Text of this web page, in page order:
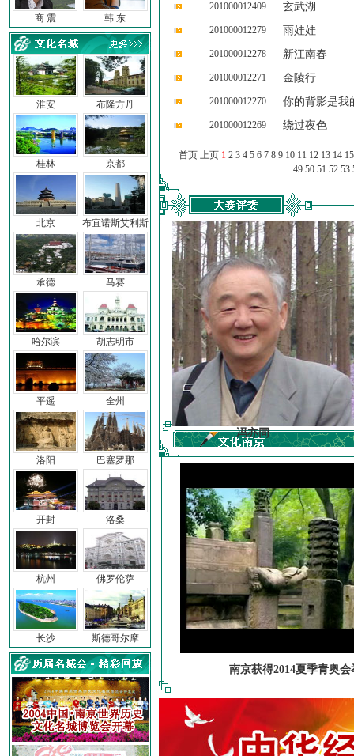
商 震 韩 东
淮安
桂林
北京
承德
哈尔滨
平遥
洛阳
开封
杭州
长沙
布隆方丹
京都
布宜诺斯艾利斯
马赛
胡志明市
全州
巴塞罗那
洛桑
佛罗伦萨
斯德哥尔摩
201000012409 玄武湖
201000012279 雨娃娃
201000012278 新江南春
201000012271 金陵行
201000012270 你的背影是我
201000012269 绕过夜色
首页 上页 1 2 3 4 5 6 7 8 9 10 11 12 13 14 15
49 50 51 52 53
前子 冯亦同
南京获得2014夏季青奥会